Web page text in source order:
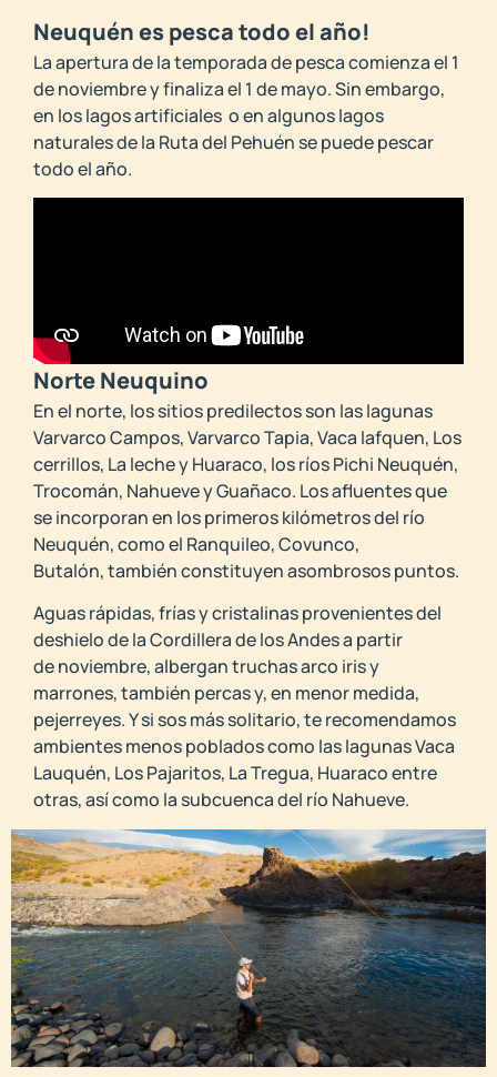
Neuquén es pesca todo el año!
La apertura de la temporada de pesca comienza el 1
de noviembre y finaliza el 1 de mayo. Sin embargo,
en los lagos artificiales o en algunos lagos
naturales de la Ruta del Pehuén se puede pescar
todo el año.
Norte Neuquino
En el norte, los sitios predilectos son las lagunas
Varvarco Campos, Varvarco Tapia, Vaca lafquen, Los
cerrillos, La leche y Huaraco, los ríos Pichi Neuquén,
Trocomán, Nahueve y Guañaco. Los afluentes que
se incorporan en los primeros kilómetros del río
Neuquén, como el Ranquileo, Covunco,
Butalón,también constituyen asombrosos puntos.
Aguas rápidas, frías y cristalinas provenientes del
deshielo de la Cordillera de los Andes a partir
denoviembre, albergan truchas arco iris y
marrones, también percas y, en menor medida,
pejerreyes.Y si sos más solitario, te recomendamos
ambientes menos poblados como las lagunas Vaca
Lauquén, Los Pajaritos, La Tregua, Huaraco entre
otras, así como la subcuenca del río Nahueve.